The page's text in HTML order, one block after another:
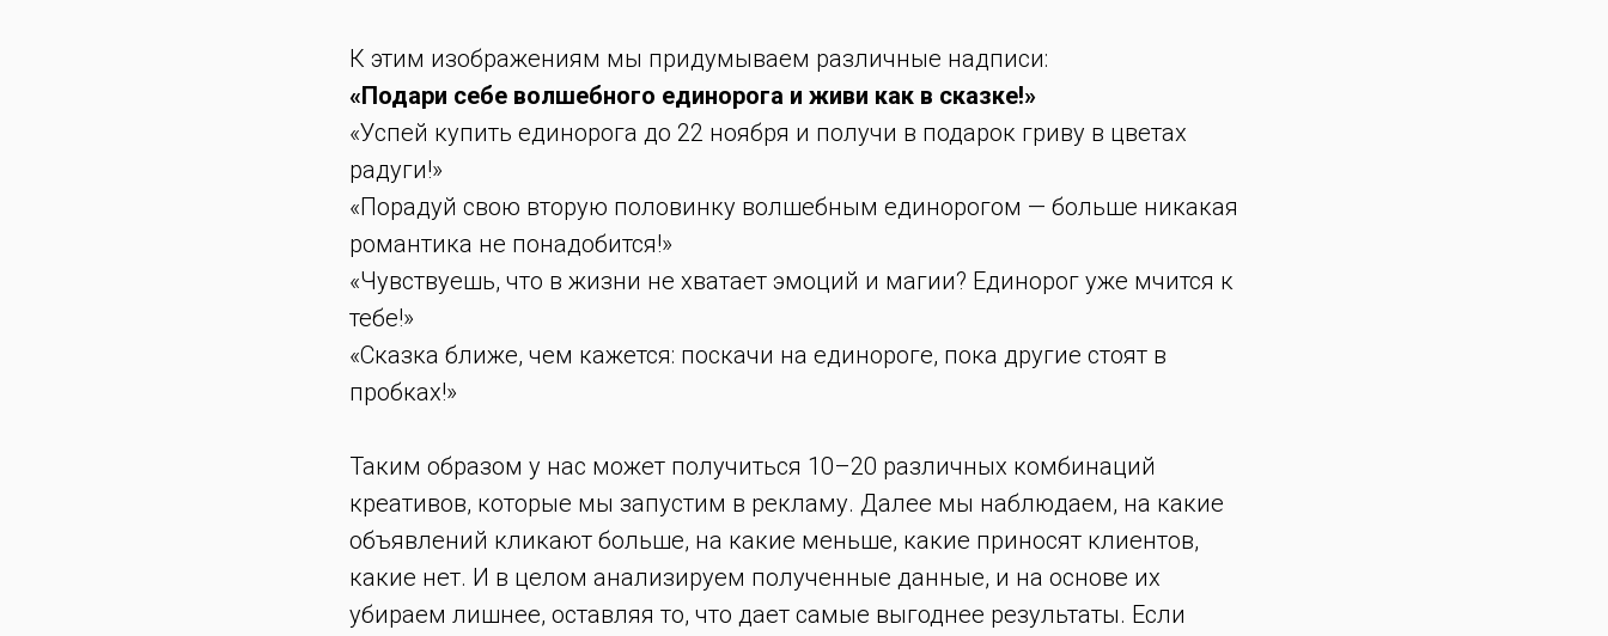
К этим изображениям мы придумываем различные надписи:
«Подари себе волшебного единорога и живи как в сказке!»
«Успей купить единорога до 22 ноября и получи в подарок гриву в цветах
радуги!»
«Порадуй свою вторую половинку волшебным единорогом — больше никакая
романтика не понадобится!»
«Чувствуешь, что в жизни не хватает эмоций и магии? Единорог уже мчится к
тебе!»
«Сказка ближе, чем кажется: поскачи на единороге, пока другие стоят в
пробках!»
Таким образом у нас может получиться 10–20 различных комбинаций
креативов, которые мы запустим в рекламу. Далее мы наблюдаем, на какие
объявлений кликают больше, на какие меньше, какие приносят клиентов,
какие нет. И в целом анализируем полученные данные, и на основе их
убираем лишнее, оставляя то, что дает самые выгоднее результаты. Если